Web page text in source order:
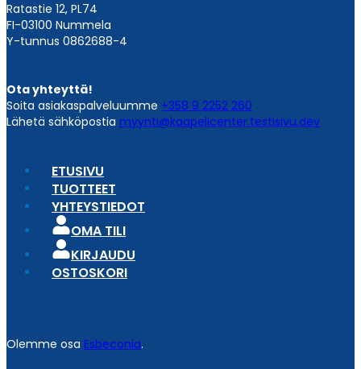
Ratastie 12, PL74
FI-03100 Nummela
Y-tunnus 0862688-4
Ota yhteyttä!
Soita asiakaspalveluumme +358 9 2252 260
Lähetä sähköpostia myynti@kaapelicenter.testisivu.dev
ETUSIVU
TUOTTEET
YHTEYSTIEDOT
OMA TILI
KIRJAUDU
OSTOSKORI
Olemme osa Esbeconia.